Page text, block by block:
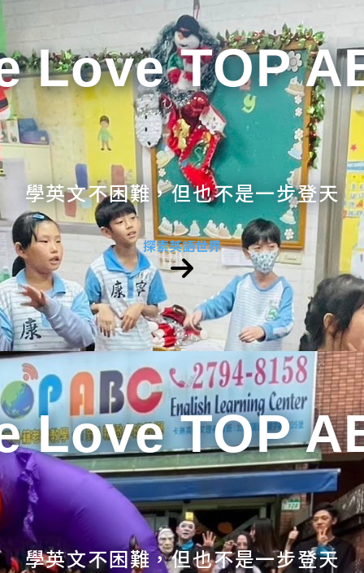
Love TOP
學英文不困難，但也不是一步登天
探索英語世界
Love TOP
學英文不困難，但也不是一步登天